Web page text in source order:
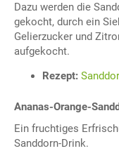
Dazu werden die
gekocht, durch ein
Gelierzucker und
aufgekocht.
Rezept:
Ananas-Orange-
Ein fruchtiges
Sanddorn-Drink.